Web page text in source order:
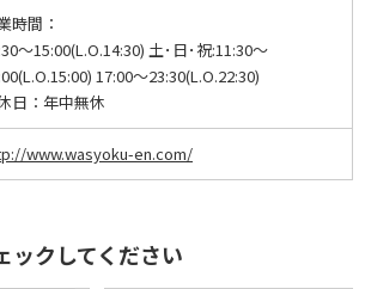
時間：
～15:00(L.O.14:30) 土･日･祝:11:30～
17:00～23:30(L.O.22:30)
日： 年中無休
www.wasyoku-en.com/
ックしてください